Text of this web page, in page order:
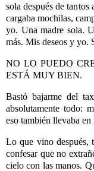
sola después de
cargaba mochilas,
yo. Una madre sola.
más. Mis deseos y yo.
NO LO PUEDO
ESTÁ MUY BIEN.
Bastó bajarme del
absolutamente todo:
eso también llevaba en
Lo que vino después,
confesar que no
cielo con las manos.